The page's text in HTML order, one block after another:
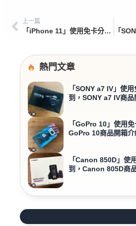
上一篇
「iPhone 11」使用免卡分期輕鬆買到，iPhone 11商品開箱介紹
熱門文章
「SONY a7 IV」使
到，SONY a7 IV商品
「GoPro 10」使用
GoPro 10商品開箱介
「Canon 850D」使
到，Canon 805D商